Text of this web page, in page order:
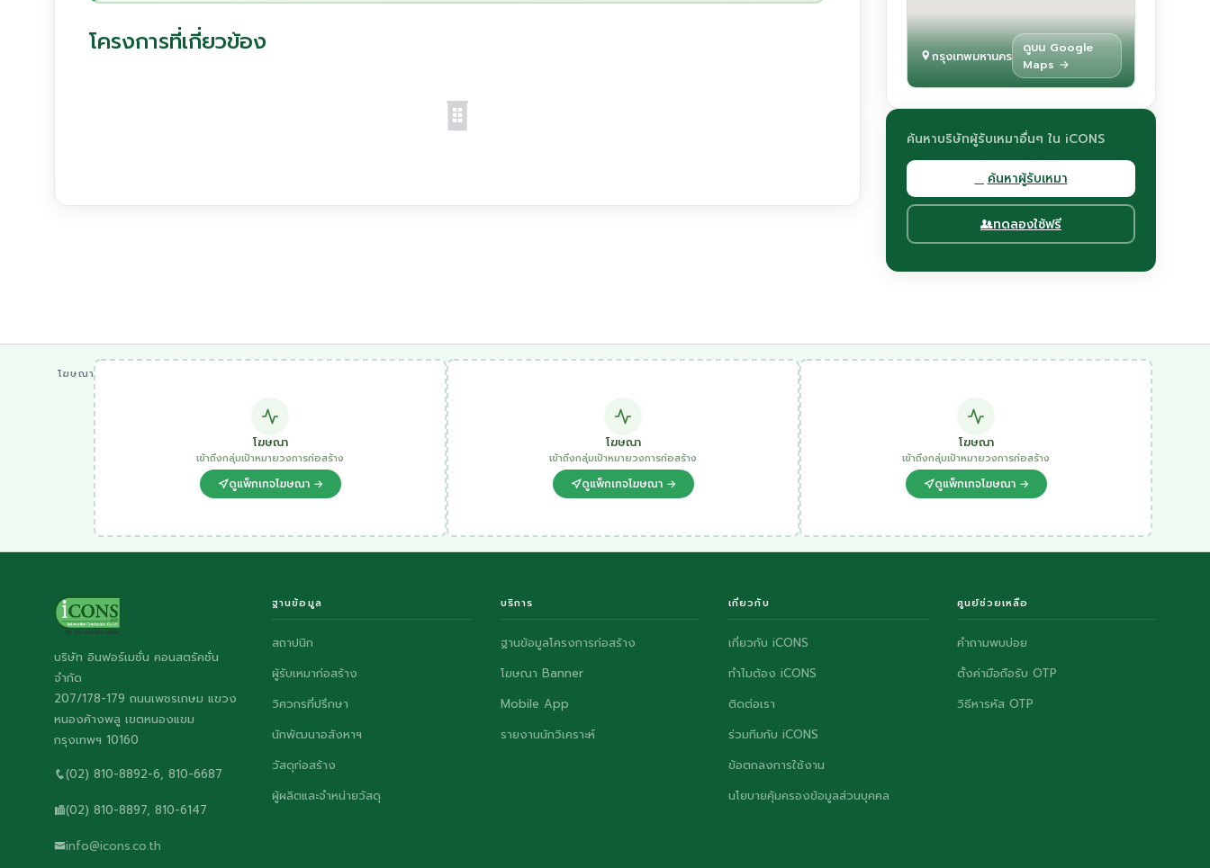
โครงการที่เกี่ยวข้อง
กรุงเทพมหานคร
ดูบน Google
Maps →
ค้นหาบริษัทผู้รับเหมาอื่นๆ ใน iCONS
ค้นหาผู้รับเหมา
ทดลองใช้ฟรี
โฆษณา
โฆษณา
เข้าถึงกลุ่มเป้าหมายวงการก่อสร้าง
ดูแพ็กเกจโฆษณา →
โฆษณา
เข้าถึงกลุ่มเป้าหมายวงการก่อสร้าง
ดูแพ็กเกจโฆษณา →
โฆษณา
เข้าถึงกลุ่มเป้าหมายวงการก่อสร้าง
ดูแพ็กเกจโฆษณา →
บริษัท อินฟอร์เมชั่น คอนสตรัคชั่น
จำกัด
207/178-179 ถนนเพชรเกษม แขวง
หนองค้างพลู เขตหนองแขม
กรุงเทพฯ 10160
(02) 810-8892-6, 810-6687
(02) 810-8897, 810-6147
info@icons.co.th
ฐานข้อมูล
สถาปนิก
ผู้รับเหมาก่อสร้าง
วิศวกรที่ปรึกษา
นักพัฒนาอสังหาฯ
วัสดุก่อสร้าง
ผู้ผลิตและจำหน่ายวัสดุ
บริการ
ฐานข้อมูลโครงการก่อสร้าง
โฆษณา Banner
Mobile App
รายงานนักวิเคราะห์
เกี่ยวกับ
เกี่ยวกับ iCONS
ทำไมต้อง iCONS
ติดต่อเรา
ร่วมทีมกับ iCONS
ข้อตกลงการใช้งาน
นโยบายคุ้มครองข้อมูลส่วนบุคคล
ศูนย์ช่วยเหลือ
คำถามพบบ่อย
ตั้งค่ามือถือรับ OTP
วิธีหารหัส OTP